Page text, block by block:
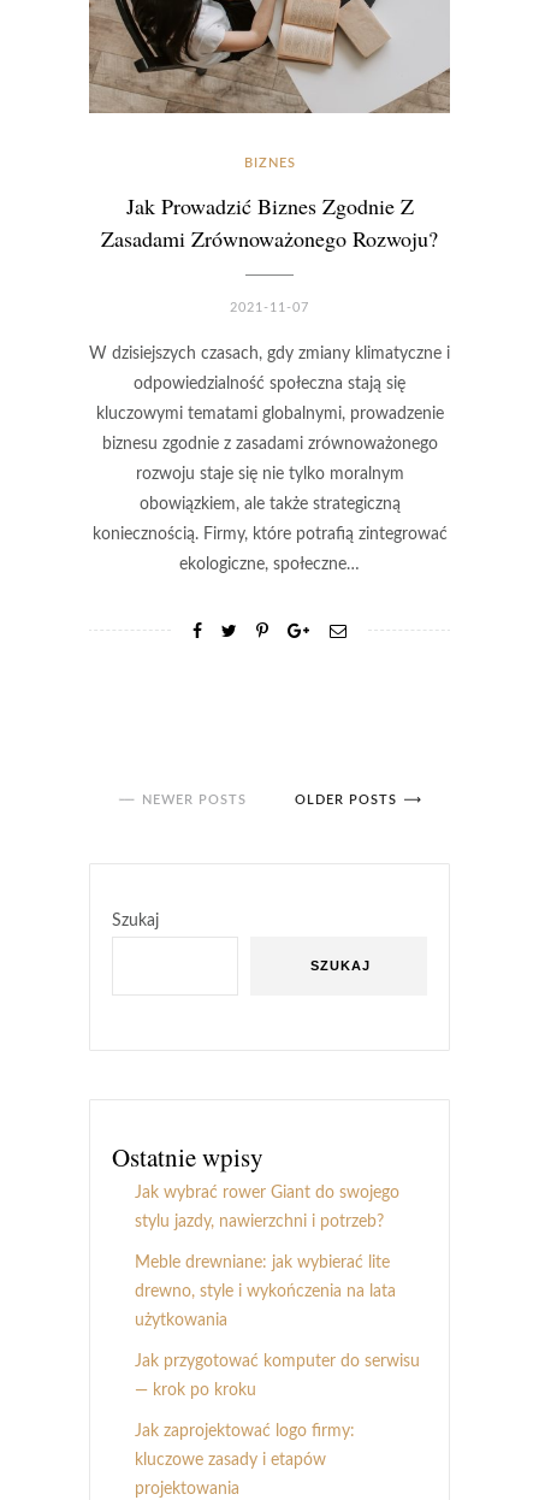
BIZNES
Jak Prowadzić Biznes Zgodnie Z
Zasadami Zrównoważonego Rozwoju?
2021-11-07
W dzisiejszych czasach, gdy zmiany klimatyczne i
odpowiedzialność społeczna stają się
kluczowymi tematami globalnymi, prowadzenie
biznesu zgodnie z zasadami zrównoważonego
rozwoju staje się nie tylko moralnym
obowiązkiem, ale także strategiczną
koniecznością. Firmy, które potrafią zintegrować
ekologiczne, społeczne…
NEWER POSTS OLDER POSTS
Szukaj
SZUKAJ
Ostatnie wpisy
Jak wybrać rower Giant do swojego
stylu jazdy, nawierzchni i potrzeb?
Meble drewniane: jak wybierać lite
drewno, style i wykończenia na lata
użytkowania
Jak przygotować komputer do serwisu
— krok po kroku
Jak zaprojektować logo firmy:
kluczowe zasady i etapów
projektowania